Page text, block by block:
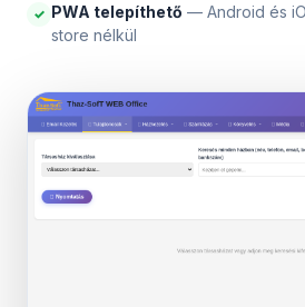
✓ PWA telepíthető — Android és
store nélkül